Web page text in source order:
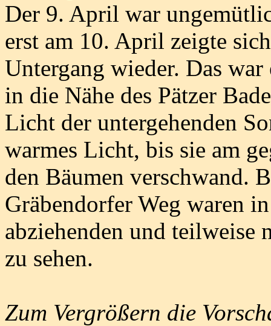
Der 9. April war
erst am 10. April zeigte
Untergang wieder. Das
in die Nähe des Pätzer
Licht der untergehenden
warmes Licht, bis sie am
den Bäumen verschwand.
Gräbendorfer Weg waren
abziehenden und teilweise
zu sehen.
Zum Vergrößern die